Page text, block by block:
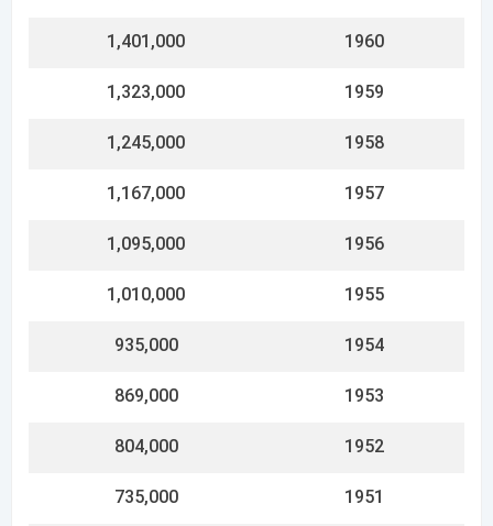
1951
735,000
1950
672,000
1949
608,000
1948
543,000
1947
478,000
1946
413,000
1945
348,000
1944
284,000
1943
253,000
1942
224,000